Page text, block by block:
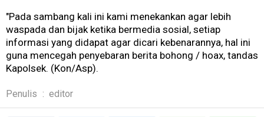
"Pada sambang kali ini kami menekankan agar lebih
waspada dan bijak ketika bermedia sosial, setiap
informasi yang didapat agar dicari kebenarannya, hal ini
guna mencegah penyebaran berita bohong / hoax, tandas
Kapolsek. (Kon/Asp).
Penulis : editor